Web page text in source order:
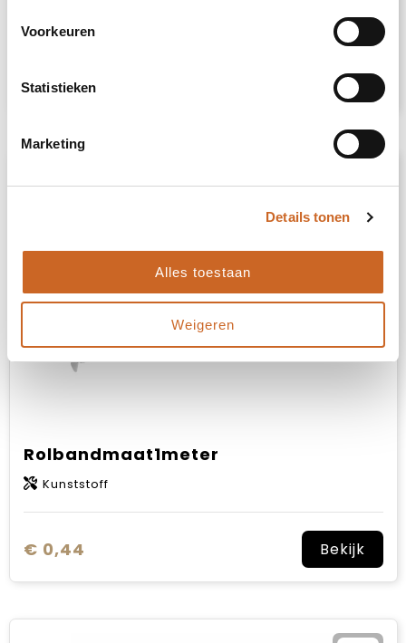
Voorkeuren
Statistieken
Marketing
Details tonen
Alles toestaan
Weigeren
€ 0,43 Bekijk
Rolbandmaat1meter
Kunststoff
€ 0,44 Bekijk